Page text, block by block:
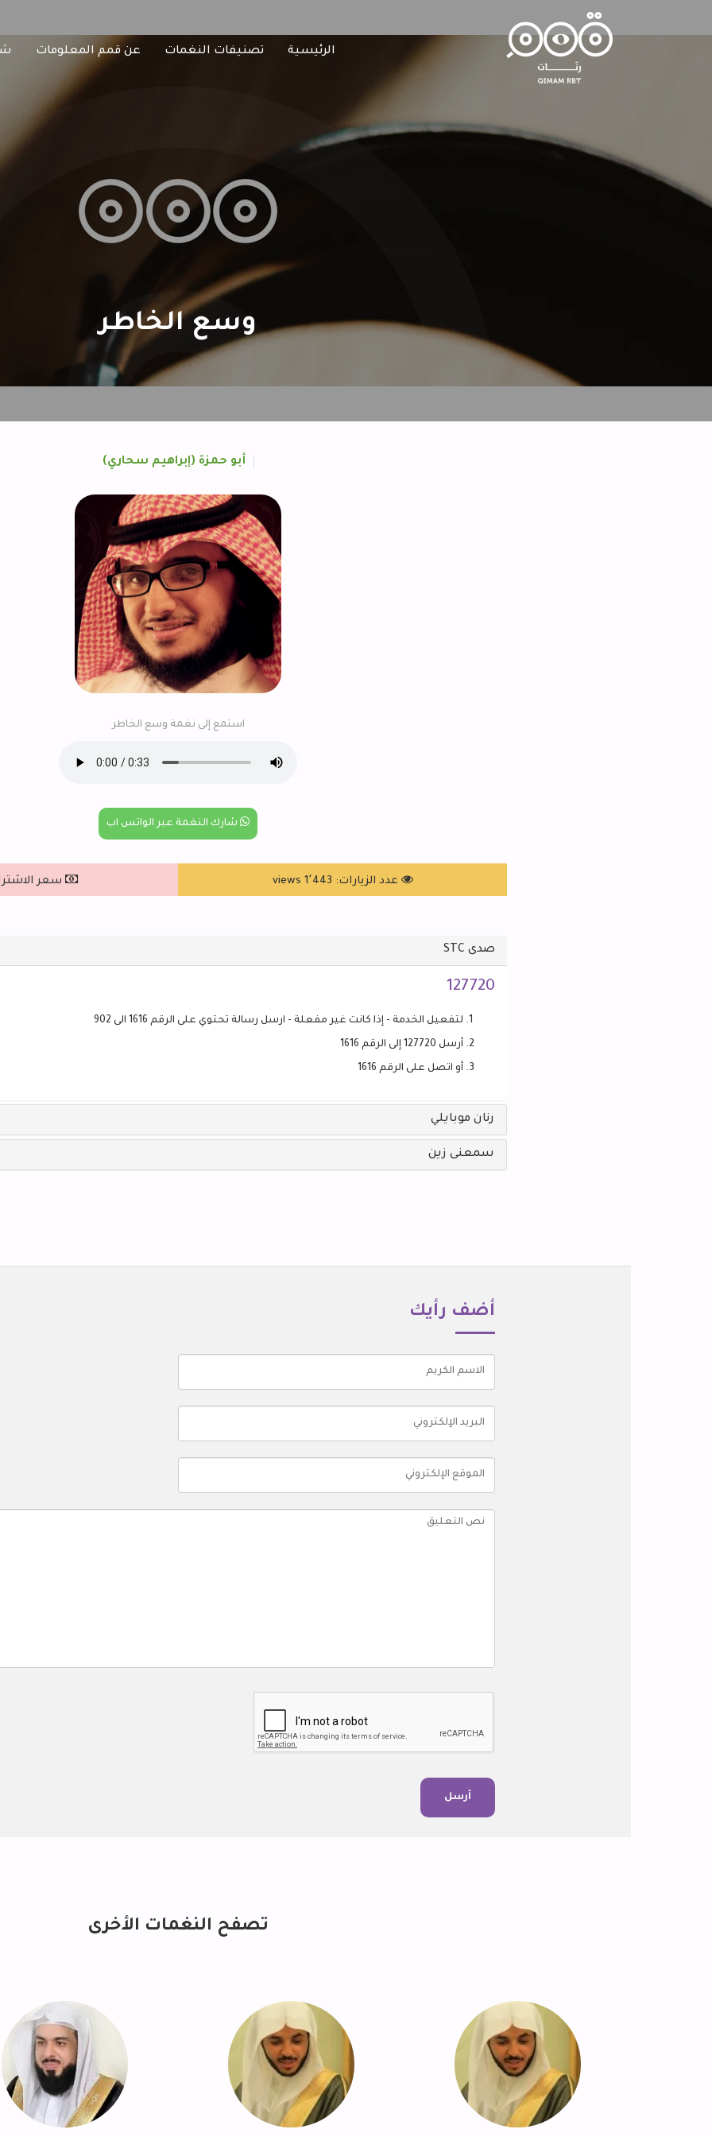
الرئيسية تصنيفات النغمات عن قمم المعلومات
وسع الخاطر
أبو حمزة (إبراهيم سحاري)
استمع إلى نغمة وسع الخاطر
شارك النغمة عبر الواتس اب
عدد الزيارات: 1٬443 views سعر الاشتراك :
صدى STC
127720
لتفعيل الخدمة - إذا كانت غير مفعلة - ارسل رسالة تحتوي على الرقم 1616 الى 902
أرسل 127720 إلى الرقم 1616
أو اتصل على الرقم 1616
رنان موبايلي
سمعنى زين
أضف رأيك
تصفح النغمات الأخرى